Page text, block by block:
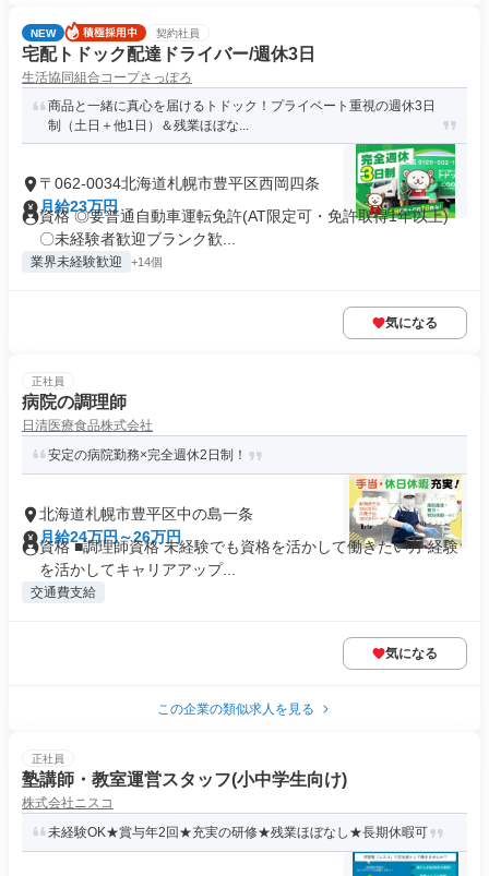
NEW 契約社員
宅配トドック配達ドライバー/週休3日
生活協同組合コープさっぽろ
商品と一緒に真心を届けるトドック！プライベート重視の週休3日
制（土日＋他1日）＆残業ほぼな...
〒062-0034北海道札幌市豊平区西岡四条
月給23万円
資格 ◎要普通自動車運転免許(AT限定可・免許取得1年以上)
〇未経験者歓迎ブランク歓...
業界未経験歓迎 +14個
気になる
正社員
病院の調理師
日清医療食品株式会社
安定の病院勤務×完全週休2日制！
北海道札幌市豊平区中の島一条
月給24万円～26万円
資格 ■調理師資格 未経験でも資格を活かして働きたい方 経験
を活かしてキャリアアップ...
交通費支給
気になる
この企業の類似求人を見る
正社員
塾講師・教室運営スタッフ(小中学生向け)
株式会社ニスコ
未経験OK★賞与年2回★充実の研修★残業ほぼなし★長期休暇可